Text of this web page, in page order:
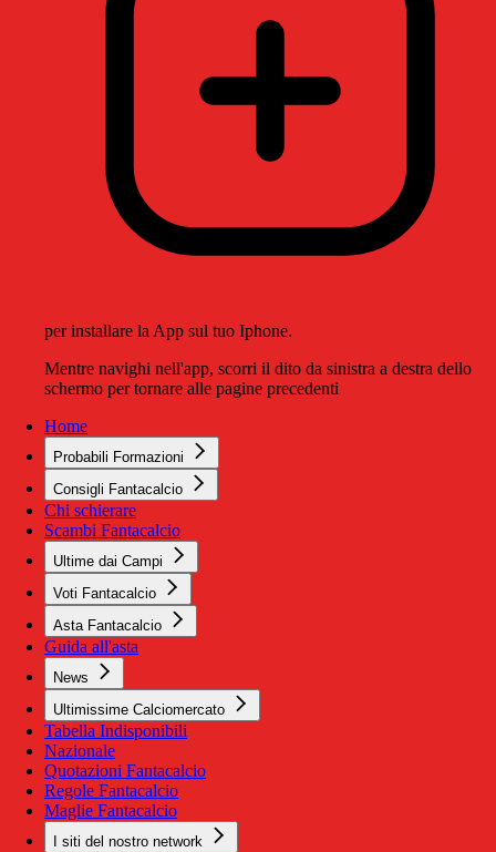
per installare la App sul tuo Iphone.
Mentre navighi nell'app, scorri il dito da sinistra a destra dello
schermo per tornare alle pagine precedenti
Home
Probabili Formazioni
Consigli Fantacalcio
Chi schierare
Scambi Fantacalcio
Ultime dai Campi
Voti Fantacalcio
Asta Fantacalcio
Guida all'asta
News
Ultimissime Calciomercato
Tabella Indisponibili
Nazionale
Quotazioni Fantacalcio
Regole Fantacalcio
Maglie Fantacalcio
I siti del nostro network